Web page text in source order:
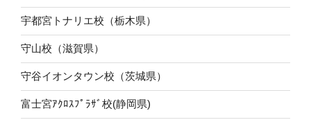
宇都宮トナリエ校（栃木県）
守山校（滋賀県）
守谷イオンタウン校（茨城県）
富士宮ｱｸﾛｽﾌﾟﾗｻﾞ校(静岡県)